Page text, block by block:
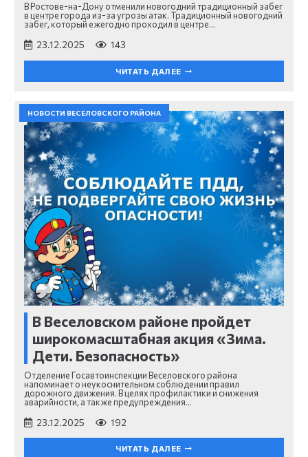
В Ростове-на-Дону отменили новогодний традиционный забег
в центре города из-за угрозы атак. Традиционный новогодний
забег, который ежегодно проходил в центре…
23.12.2025 143
ЧИТАТЬ ДАЛЕЕ
НОВОСТИ ВЕСЕЛОВСКОГО РАЙОНА
В Веселовском районе пройдет
широкомасштабная акция «Зима.
Дети. Безопасность»
Отделение Госавтоинспекции Веселовского района
напоминает о неукоснительном соблюдении правил
дорожного движения. В целях профилактики и снижения
аварийности, а также предупреждения…
23.12.2025 192
ЧИТАТЬ ДАЛЕЕ